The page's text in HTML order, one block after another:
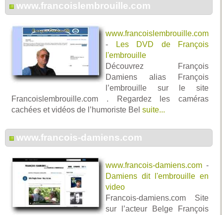
www.francoislembrouille.com
www.francoislembrouille.com
-
Les DVD de François
l'embrouille
Découvrez François
Damiens alias François
l’embrouille sur le site
Francoislembrouille.com . Regardez les caméras
cachées et vidéos de l’humoriste Bel suite...
www.francois-damiens.com
www.francois-damiens.com -
Damiens dit l'embrouille en
video
Francois-damiens.com Site
sur l’acteur Belge François